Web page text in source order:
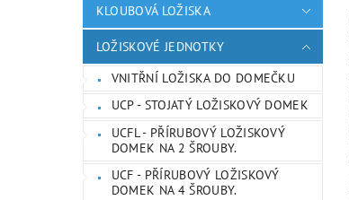
KLOUBOVÁ LOŽISKA
LOŽISKOVÉ JEDNOTKY
VNITŘNÍ LOŽISKA DO DOMEČKU
UCP - STOJATÝ LOŽISKOVÝ DOMEK
UCFL - PŘÍRUBOVÝ LOŽISKOVÝ
DOMEK NA 2 ŠROUBY.
UCF - PŘÍRUBOVÝ LOŽISKOVÝ
DOMEK NA 4 ŠROUBY.